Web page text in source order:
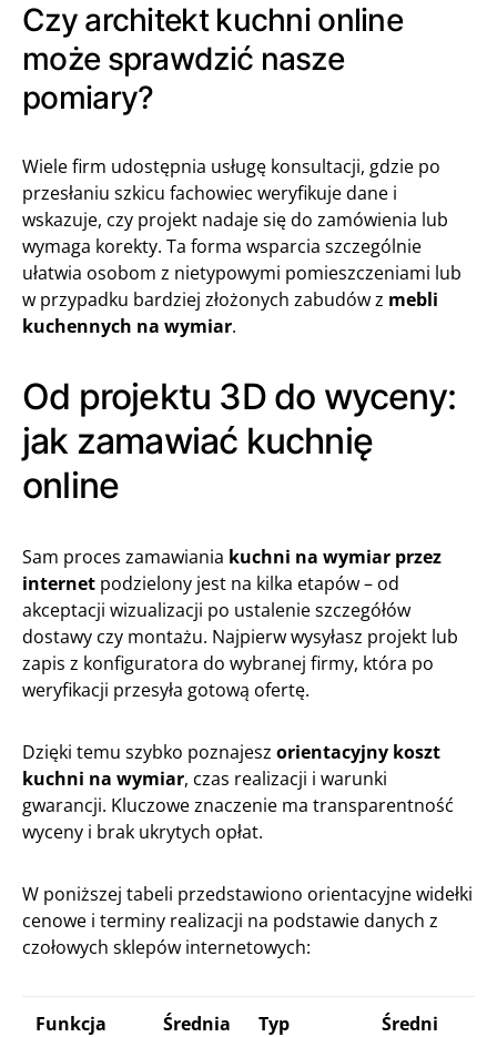
Czy architekt kuchni online
może sprawdzić nasze
pomiary?
Wiele firm udostępnia usługę konsultacji, gdzie po
przesłaniu szkicu fachowiec weryfikuje dane i
wskazuje, czy projekt nadaje się do zamówienia lub
wymaga korekty. Ta forma wsparcia szczególnie
ułatwia osobom z nietypowymi pomieszczeniami lub
w przypadku bardziej złożonych zabudów z mebli
kuchennych na wymiar.
Od projektu 3D do wyceny:
jak zamawiać kuchnię
online
Sam proces zamawiania kuchni na wymiar przez
internet podzielony jest na kilka etapów – od
akceptacji wizualizacji po ustalenie szczegółów
dostawy czy montażu. Najpierw wysyłasz projekt lub
zapis z konfiguratora do wybranej firmy, która po
weryfikacji przesyła gotową ofertę.
Dzięki temu szybko poznajesz orientacyjny koszt
kuchni na wymiar, czas realizacji i warunki
gwarancji. Kluczowe znaczenie ma transparentność
wyceny i brak ukrytych opłat.
W poniższej tabeli przedstawiono orientacyjne widełki
cenowe i terminy realizacji na podstawie danych z
czołowych sklepów internetowych:
Funkcja
Średnia
Typ
Średni